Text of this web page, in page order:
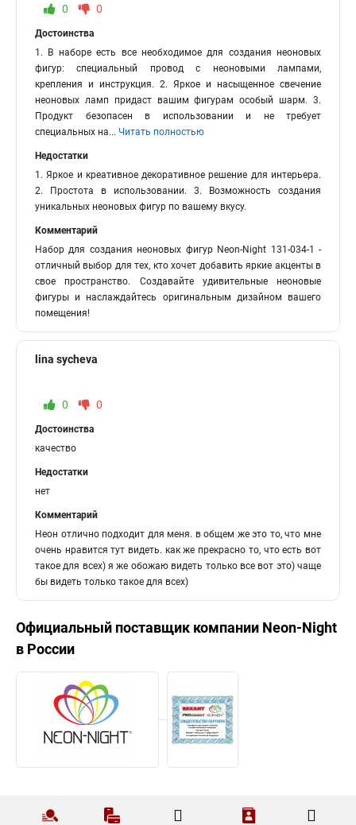
0 0
Достоинства
1. В наборе есть все необходимое для создания неоновых
фигур: специальный провод с неоновыми лампами,
крепления и инструкция. 2. Яркое и насыщенное свечение
неоновых ламп придаст вашим фигурам особый шарм. 3.
Продукт безопасен в использовании и не требует
специальных на... Читать полностью
Недостатки
1. Яркое и креативное декоративное решение для интерьера.
2. Простота в использовании. 3. Возможность создания
уникальных неоновых фигур по вашему вкусу.
Комментарий
Набор для создания неоновых фигур Neon-Night 131-034-1 -
отличный выбор для тех, кто хочет добавить яркие акценты в
свое пространство. Создавайте удивительные неоновые
фигуры и наслаждайтесь оригинальным дизайном вашего
помещения!
lina sycheva
0 0
Достоинства
качество
Недостатки
нет
Комментарий
Неон отлично подходит для меня. в общем же это то, что мне
очень нравится тут видеть. как же прекрасно то, что есть вот
такое для всех) я же обожаю видеть только все вот это) чаще
бы видеть только такое для всех)
Официальный поставщик компании Neon-Night
в России